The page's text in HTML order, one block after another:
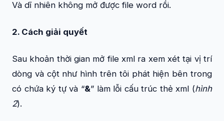
Và dĩ nhiên không mở được file word rồi.
2. Cách giải quyết
Sau khoản thời gian mở file xml ra xem xét tại vị trí
dòng và cột như hình trên tôi phát hiện bên trong
có chứa ký tự và “&” làm lỗi cấu trúc thẻ xml (hình
2).